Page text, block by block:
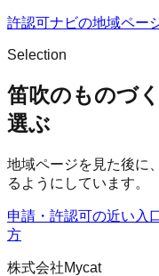
許認可ナビの地域ペー
Selection
笛吹のものづ
選ぶ
地域ページを見た後に
るようにしています。
申請・許認可の近い入
方
株式会社Mycat